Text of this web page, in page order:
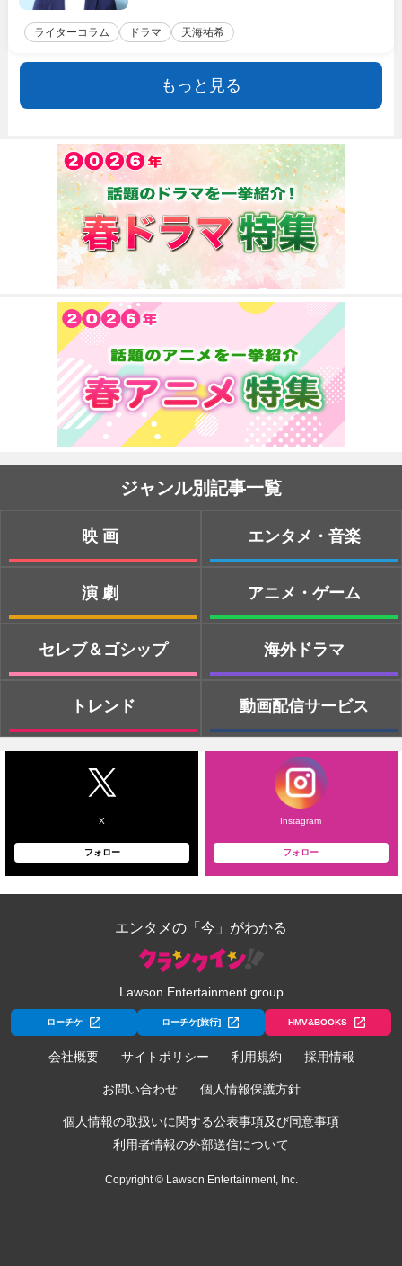
ライターコラム ドラマ 天海祐希
もっと見る
ジャンル別記事一覧
映画
演劇
セレブ＆ゴシップ
トレンド
エンタメ・音楽
アニメ・ゲーム
海外ドラマ
動画配信サービス
X
フォロー
Instagram
フォロー
エンタメの「今」がわかる
Lawson Entertainment group
ローチケ ローチケ[旅行] HMV&BOOKS
会社概要 サイトポリシー 利用規約 採用情報
お問い合わせ 個人情報保護方針
個人情報の取扱いに関する公表事項及び同意事項
利用者情報の外部送信について
Copyright © Lawson Entertainment, Inc.